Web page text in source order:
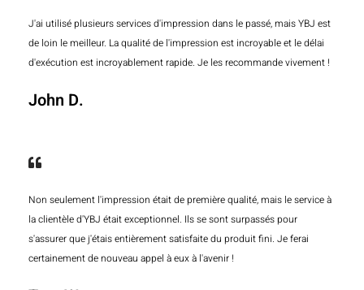
J'ai utilisé plusieurs services d'impression dans le passé, mais YBJ est
de loin le meilleur. La qualité de l'impression est incroyable et le délai
d'exécution est incroyablement rapide. Je les recommande vivement !
John D.
Non seulement l'impression était de première qualité, mais le service à
la clientèle d'YBJ était exceptionnel. Ils se sont surpassés pour
s'assurer que j'étais entièrement satisfaite du produit fini. Je ferai
certainement de nouveau appel à eux à l'avenir !